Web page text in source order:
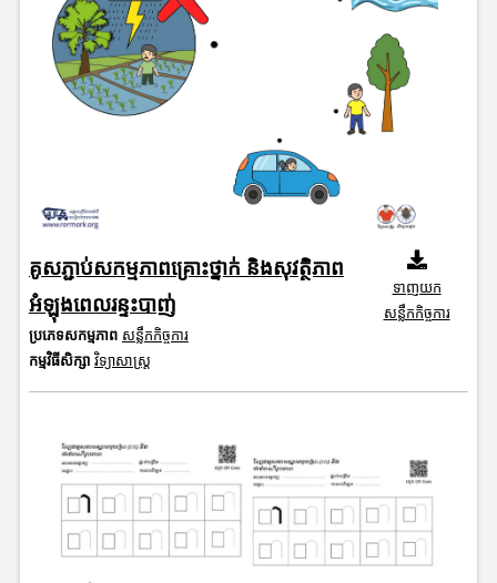
គូសភ្ជាប់សកម្មភាពគ្រោះថ្នាក់ និងសុវត្ថិភាព
អំឡុងពេលរន្ទះបាញ់
ប្រភេទសកម្មភាព សន្លឹកកិច្ចការ
កម្មវិធីសិក្សា វិទ្យាសាស្រ្ត
ទាញយក
សន្លឹកកិច្ចការ